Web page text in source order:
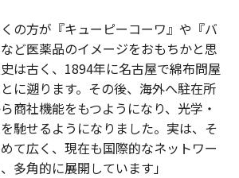
くの方が『キューピーコーワ』や『バ
ど医薬品のイメージをおもちかと思
は古く、1894年に名古屋で綿布問屋
に遡ります。その後、海外へ駐在所
商社機能をもつようになり、光学・
馳せるようになりました。実は、そ
て広く、現在も国際的なネットワー
多角的に展開しています」